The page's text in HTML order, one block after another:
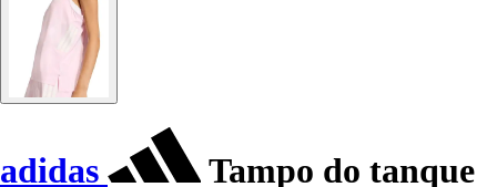
adidas Tampo do tanque